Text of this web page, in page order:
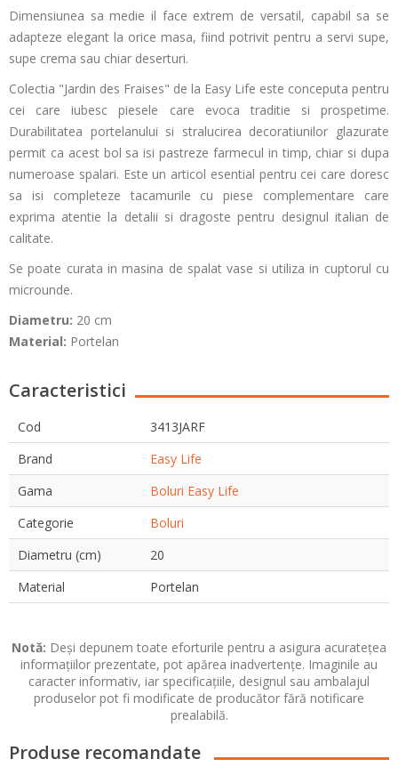
Dimensiunea sa medie il face extrem de versatil, capabil sa se
adapteze elegant la orice masa, fiind potrivit pentru a servi supe,
supe crema sau chiar deserturi.
Colectia "Jardin des Fraises" de la Easy Life este conceputa pentru
cei care iubesc piesele care evoca traditie si prospetime.
Durabilitatea portelanului si stralucirea decoratiunilor glazurate
permit ca acest bol sa isi pastreze farmecul in timp, chiar si dupa
numeroase spalari. Este un articol esential pentru cei care doresc
sa isi completeze tacamurile cu piese complementare care
exprima atentie la detalii si dragoste pentru designul italian de
calitate.
Se poate curata in masina de spalat vase si utiliza in cuptorul cu
microunde.
Diametru: 20 cm
Material: Portelan
Caracteristici
Cod
3413JARF
Brand
Easy Life
Gama
Boluri Easy Life
Categorie
Boluri
Diametru (cm)
20
Material
Portelan
Notă: Deși depunem toate eforturile pentru a asigura acuratețea
informațiilor prezentate, pot apărea inadvertențe. Imaginile au
caracter informativ, iar specificațiile, designul sau ambalajul
produselor pot fi modificate de producător fără notificare
prealabilă.
Produse recomandate